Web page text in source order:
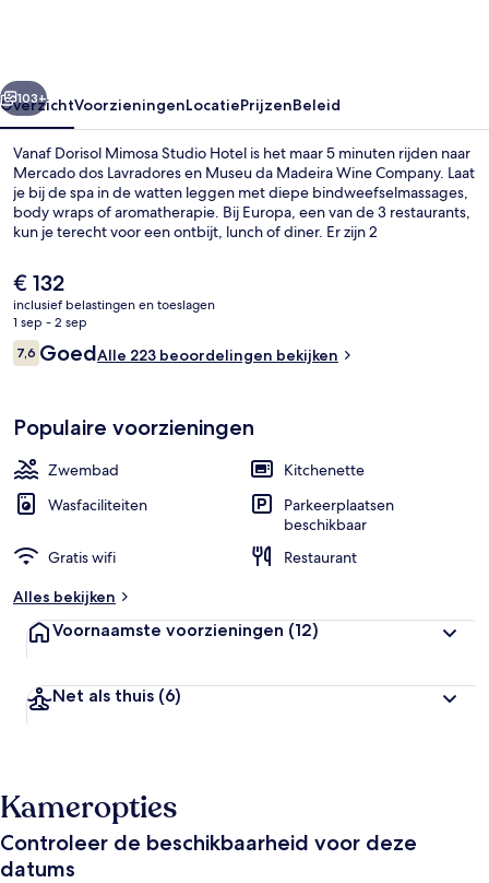
Volgende
103+
OverzichtVoorzieningenLocatiePrijzenBeleid
Vanaf Dorisol Mimosa Studio Hotel is het maar 5 minuten rijden naar
Mercado dos Lavradores en Museu da Madeira Wine Company. Laat
je bij de spa in de watten leggen met diepe bindweefselmassages,
body wraps of aromatherapie. Bij Europa, een van de 3 restaurants,
kun je terecht voor een ontbijt, lunch of diner. Er zijn 2
koelkasten en magnetrons.
De
huidige
prijs
is
€ 132
€ 132
inclusief belastingen en toeslagen
1 sep - 2 sep
Beoordelingen
7,67,6 op 10 –
GoedAlle 223 beoordelingen bekijken
Populaire voorzieningen
Zwembad
Kitchenette
Wasfaciliteiten
Parkeerplaatsen
beschikbaar
Gratis wifi
Restaurant
Alles bekijken
Voornaamste voorzieningen (12)
Net als thuis (6)
Kameropties
Controleer de beschikbaarheid voor deze
datums